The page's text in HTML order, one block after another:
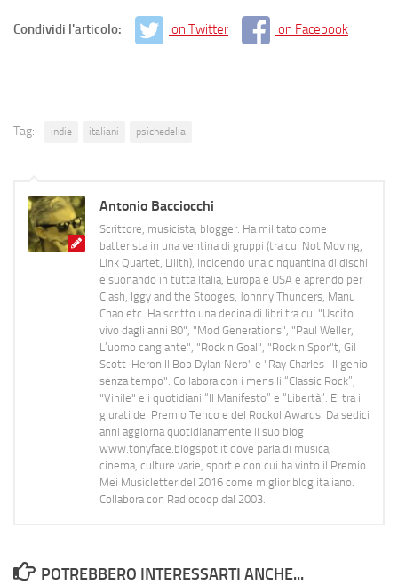
Condividi l'articolo: on Twitter on Facebook
Tag: indie italiani psichedelia
Antonio Bacciocchi
Scrittore, musicista, blogger. Ha militato come
batterista in una ventina di gruppi (tra cui Not Moving,
Link Quartet, Lilith), incidendo una cinquantina di dischi
e suonando in tutta Italia, Europa e USA e aprendo per
Clash, Iggy and the Stooges, Johnny Thunders, Manu
Chao etc. Ha scritto una decina di libri tra cui "Uscito
vivo dagli anni 80", "Mod Generations", "Paul Weller,
L’uomo cangiante", "Rock n Goal", "Rock n Spor"t, Gil
Scott-Heron Il Bob Dylan Nero" e "Ray Charles- Il genio
senza tempo". Collabora con i mensili “Classic Rock”,
"Vinile" e i quotidiani “Il Manifesto” e “Libertà”. E' tra i
giurati del Premio Tenco e del Rockol Awards. Da sedici
anni aggiorna quotidianamente il suo blog
www.tonyface.blogspot.it dove parla di musica,
cinema, culture varie, sport e con cui ha vinto il Premio
Mei Musicletter del 2016 come miglior blog italiano.
Collabora con Radiocoop dal 2003.
POTREBBERO INTERESSARTI ANCHE...